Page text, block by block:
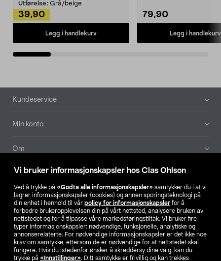
Vi bruker informasjonskapsler hos Clas Ohlson
Ved å trykke på «Godta alle informasjonskapsler» samtykker du i at vi
lagrer informasjonskapsler (cookies) og annen sporingsteknologi på
din enhet i henhold til vår policy for informasjonskapsler for å
forbedre brukeropplevelsen din på vårt nettsted, analysere bruken av
nettstedet og for å tilpasse våre markedsføringstiltak. Vi bruker fire
typer informasjonskapsler: nødvendige, funksjonelle, analytiske og
annonserelaterte. For nødvendige informasjonskapsler er det ikke noe
krav om samtykke, ettersom de er nødvendige for at nettstedet skal
fungere. Hvis du istedenfor ønsker å skreddersy dine valg, kan du
trykke på «Innstillinger». Ditt samtykke er frivillig og kan trekkes
Utførelse: Grå/beige
39,90
Legg i handlekurv
79,90
Legg i handlekurv
Bunntekst
Kundeservice
Min konto
Om
Aktuelt
Våre selskaper
Finn din butikk
SE NO FI